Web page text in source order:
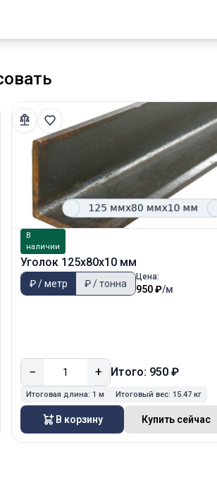
В
наличии
Уголок 125х80х10 мм
₽ / метр ₽ / тонна
Цена:
950 ₽/м
− + Итого: 950 ₽
Итоговая длина: 1 м Итоговый вес: 15.47 кг
В корзину Купить сейчас